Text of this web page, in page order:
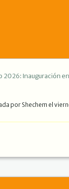
2026: Inauguración
por Shechem el